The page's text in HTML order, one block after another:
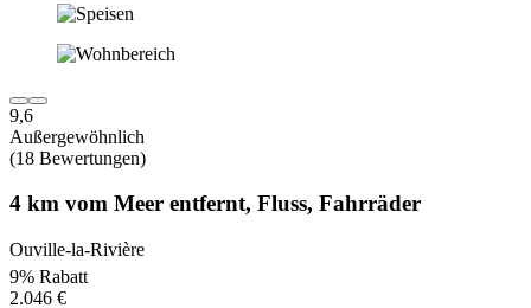
9,6
Außergewöhnlich
(18 Bewertungen)
4 km vom Meer entfernt, Fluss, Fahrräder
Ouville-la-Rivière
9% Rabatt
2.046 €